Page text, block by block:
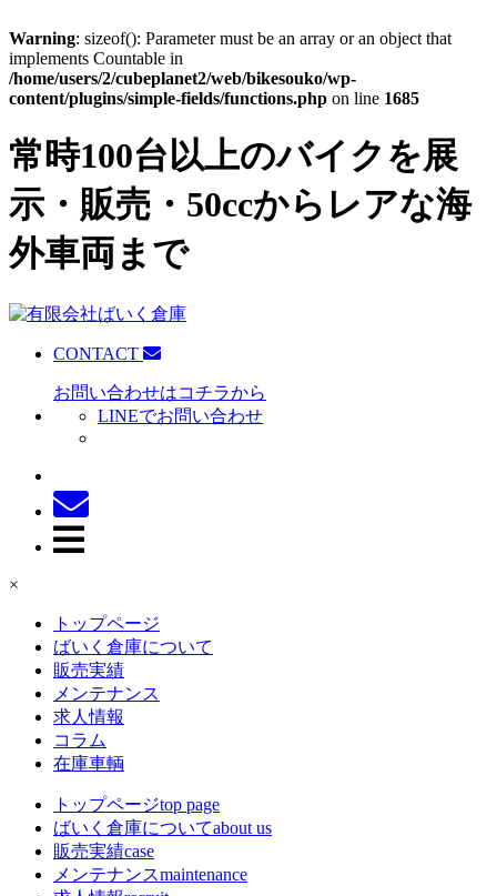
Warning: sizeof(): Parameter must be an array or an object that
implements Countable in
/home/users/2/cubeplanet2/web/bikesouko/wp-
content/plugins/simple-fields/functions.php on line 1685
常時100台以上のバイクを展
示・販売・50ccからレアな海
外車両まで
CONTACT
お問い合わせはコチラから
LINEでお問い合わせ
×
トップページ
ばいく倉庫について
販売実績
メンテナンス
求人情報
コラム
在庫車輌
トップページtop page
ばいく倉庫についてabout us
販売実績case
メンテナンスmaintenance